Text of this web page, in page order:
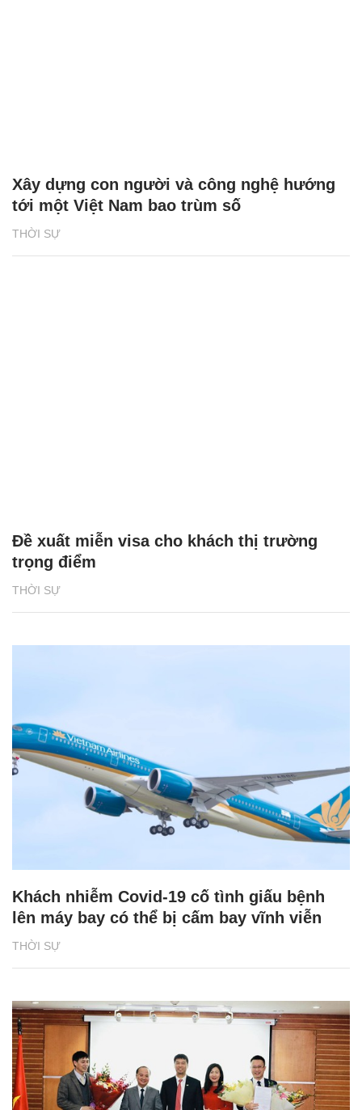
THỜI SỰ
Xây dựng con người và công nghệ hướng
tới một Việt Nam bao trùm số
THỜI SỰ
Đề xuất miễn visa cho khách thị trường
trọng điểm
THỜI SỰ
Khách nhiễm Covid-19 cố tình giấu bệnh
lên máy bay có thể bị cấm bay vĩnh viễn